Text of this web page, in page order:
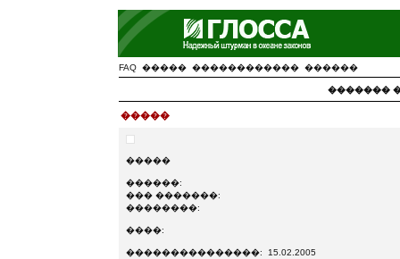
FAQ ����� ������������ ������
�������
�����
�����
������:
��� �������:
��������:
����:
���������������: 15.02.2005